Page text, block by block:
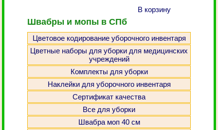
В корзину
Швабры и мопы в СПб
Цветовое кодирование уборочного инвентаря
Цветные наборы для уборки для медицинских
учреждений
Комплекты для уборки
Наклейки для уборочного инвентаря
Сертификат качества
Все для уборки
Швабра моп 40 см